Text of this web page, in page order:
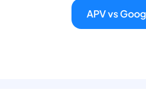
APV vs